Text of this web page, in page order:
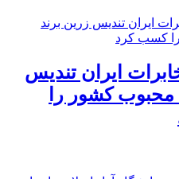
ایران تندیس
محبوب کشور را